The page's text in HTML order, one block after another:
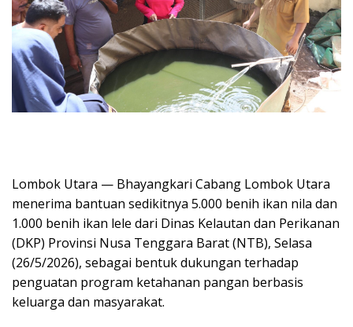
Lombok Utara — Bhayangkari Cabang Lombok Utara
menerima bantuan sedikitnya 5.000 benih ikan nila dan
1.000 benih ikan lele dari Dinas Kelautan dan Perikanan
(DKP) Provinsi Nusa Tenggara Barat (NTB), Selasa
(26/5/2026), sebagai bentuk dukungan terhadap
penguatan program ketahanan pangan berbasis
keluarga dan masyarakat.